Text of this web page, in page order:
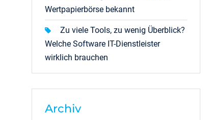
Wertpapierbörse bekannt
Zu viele Tools, zu wenig Überblick?
Welche Software IT-Dienstleister
wirklich brauchen
Archiv